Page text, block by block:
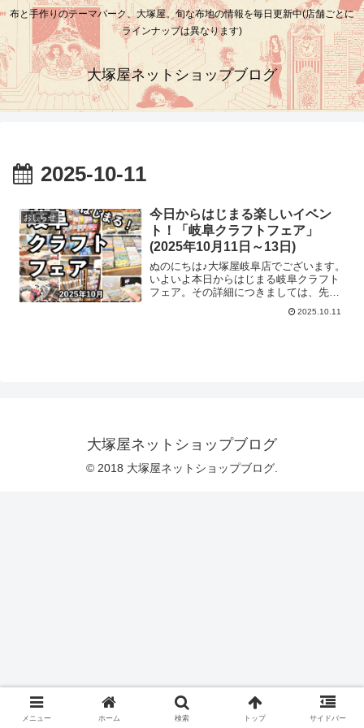
布と手作りのテーマパーク、大塚屋。旬な布地の情報を毎日更新中(店舗ごとに
ラインナップは異なります)
大塚屋ネットショップブログ
2025-10-11
おしらせ
今日からはじまる楽しいイベン
ト！「岐阜クラフトフェア」
(2025年10月11日～13日)
ぬのにちは♪大塚屋岐阜店でございます。
いよいよ本日からはじまる岐阜クラフト
フェア。その詳細につきましては、先日
のブログと、昨日の設営段階での様子の
ブログとでお知らせをいたしました。無
間 10：00～18：00（最終日は17：00ま
で）＼ ２階の黄色の「手芸コーナー」
の部分です
2025.10.11
大塚屋ネットショップブログ
© 2018 大塚屋ネットショップブログ.
メニュー ホーム 検索 トップ サイドバー